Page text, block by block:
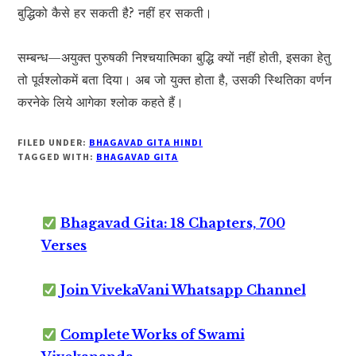
बुद्धिको कैसे हर सकती है? नहीं हर सकती।
सम्बन्ध—अयुक्त पुरुषकी निश्चयात्मिका बुद्धि क्यों नहीं होती, इसका हेतु
तो पूर्वश्लोकमें बता दिया। अब जो युक्त होता है, उसकी स्थितिका वर्णन
करनेके लिये आगेका श्लोक कहते हैं।
FILED UNDER: BHAGAVAD GITA HINDI
TAGGED WITH: BHAGAVAD GITA
Bhagavad Gita: 18 Chapters, 700
Verses
Join VivekaVani Whatsapp Channel
Complete Works of Swami